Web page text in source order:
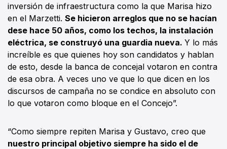
inversión de infraestructura como la que Marisa hizo
en el Marzetti. Se hicieron arreglos que no se hacían
dese hace 50 años, como los techos, la instalación
eléctrica, se construyó una guardia nueva. Y lo más
increíble es que quienes hoy son candidatos y hablan
de esto, desde la banca de concejal votaron en contra
de esa obra. A veces uno ve que lo que dicen en los
discursos de campaña no se condice en absoluto con
lo que votaron como bloque en el Concejo”.
“Como siempre repiten Marisa y Gustavo, creo que
nuestro principal objetivo siempre ha sido el de